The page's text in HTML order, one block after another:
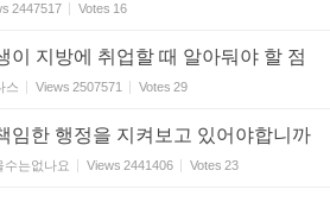
2447517 Votes 16
이 지방에 취업할 때 알아둬야 할 점
스 Views 2507571 Votes 29
임한 행정을 지켜보고 있어야합니까
수는없나요 Views 2441406 Votes 23